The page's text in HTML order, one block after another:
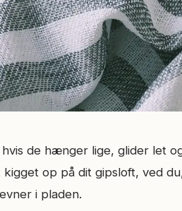
de hænger lige, glider let
kigget op på dit gipsloft, ved
i pladen.